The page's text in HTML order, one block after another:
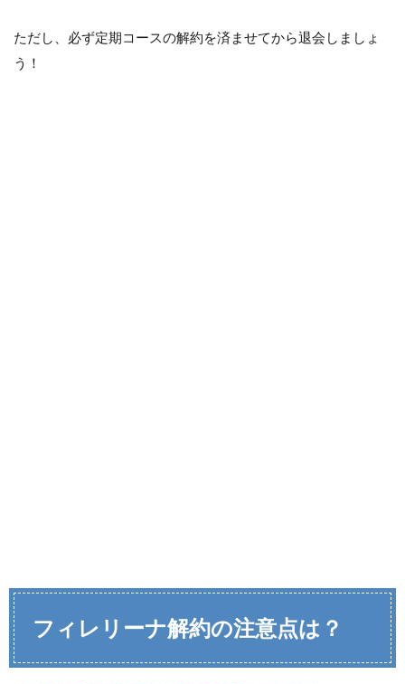
ただし、必ず定期コースの解約を済ませてから退会しましょ
う！
フィレリーナ解約の注意点は？